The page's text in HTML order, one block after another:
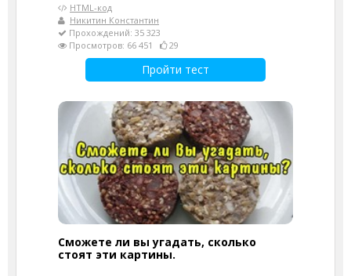
HTML-код
Никитин Константин
Прохождений: 35 323
Просмотров: 66 451
29
Пройти тест
Сможете ли вы угадать, сколько
стоят эти картины.